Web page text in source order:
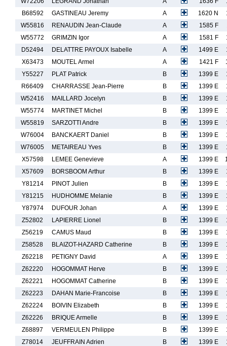
B68592
GASTINEAU Jeremy A 1620 N
W55816
RENAUDIN Jean-Claude A 1585 F
W55772
GRIMZIN Igor A 1581 F
D52494
DELATTRE PAYOUX Isabelle A 1499 E
X63473
MOUTEL Armel A 1421 F
Y55227
PLAT Patrick B 1399 E
R66409
CHARRASSE Jean-Pierre B 1399 E
W52416
MAILLARD Jocelyn B 1399 E
W55774
MARTINET Michel B 1399 E
W55819
SARZOTTI Andre B 1399 E
W76004
BANCKAERT Daniel B 1399 E
W76005
METAIREAU Yves B 1399 E
X57598
LEMEE Genevieve A 1399 E
X57609
BORSBOOM Arthur B 1399 E
Y81214
PINOT Julien B 1399 E
Y81215
HUDHOMME Melanie B 1399 E
Y87974
DUFOUR Johan A 1399 E
Z52802
LAPIERRE Lionel B 1399 E
Z56219
CAMUS Maud B 1399 E
Z58528
BLAIZOT-HAZARD Catherine B 1399 E
Z62218
PETIGNY David A 1399 E
Z62220
HOGOMMAT Herve B 1399 E
Z62221
HOGOMMAT Catherine B 1399 E
Z62223
DAHAN Marie-Francoise B 1399 E
Z62224
BOIVIN Elizabeth B 1399 E
Z62226
BRIQUE Armelle B 1399 E
Z68897
VERMEULEN Philippe B 1399 E
Z78014
JEUFFRAIN Adrien B 1399 E